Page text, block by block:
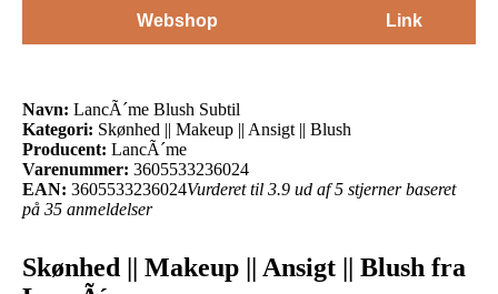
Webshop
Link
Navn: LancÃ´me Blush Subtil
Kategori: Skønhed || Makeup || Ansigt || Blush
Producent: LancÃ´me
Varenummer: 3605533236024
EAN: 3605533236024Vurderet til 3.9 ud af 5 stjerner baseret
på 35 anmeldelser
Skønhed || Makeup || Ansigt || Blush fra